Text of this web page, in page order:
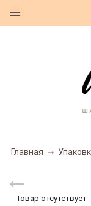
Главная
Товар отсутствует